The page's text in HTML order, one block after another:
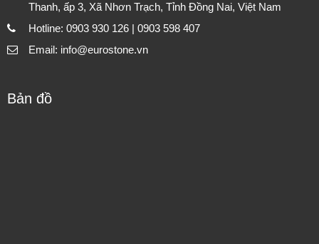
Thanh, ấp 3, Xã Nhơn Trạch, Tỉnh Đồng Nai, Việt Nam
Hotline: 0903 930 126 | 0903 598 407
Email: info@eurostone.vn
Bản đồ